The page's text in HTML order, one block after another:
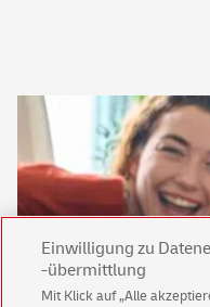
Einwilligung zu
-übermittlung
Mit Klick auf „Alle